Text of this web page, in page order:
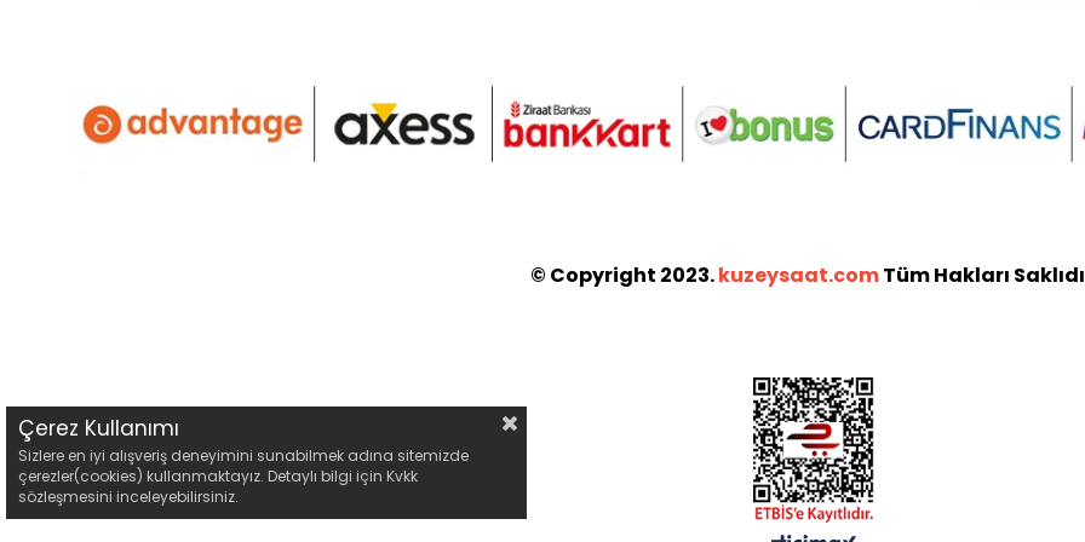
© Copyright 2023.kuzeysaat.comTüm Hakları
Çerez Kullanımı
Sizlere en iyi alışveriş deneyimini sunabilmek adına sitemizde
çerezler(cookies) kullanmaktayız. Detaylı bilgi için Kvkk
sözleşmesini inceleyebilirsiniz.